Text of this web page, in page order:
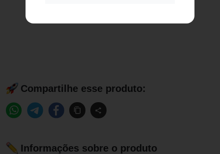
Compartilhe esse produto:
Informações sobre o produto